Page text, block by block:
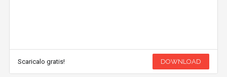
Scaricalo gratis! DOWNLOAD